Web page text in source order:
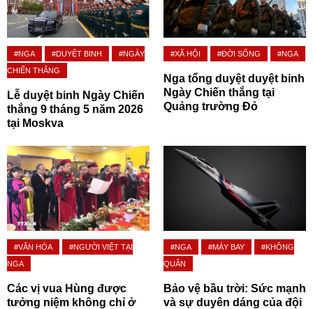
#NGA #DUYỆT BINH
#NGÀY
CHIẾN THẮNG
Lễ duyệt binh Ngày Chiến
thắng 9 tháng 5 năm 2026
tại Moskva
#XÃ HỘI #ĐỜI SỐNG #NGA
Nga tổng duyệt duyệt binh
Ngày Chiến thắng tại
Quảng trường Đỏ
#VĂN HÓA
#NGƯỜI VIỆT TẠI
NGA
Các vị vua Hùng được
tưởng niệm không chỉ ở
#NGA #MÁY BAY
#KHÔNG
QUÂN
Bảo vệ bầu trời: Sức mạnh
và sự duyên dáng của đội